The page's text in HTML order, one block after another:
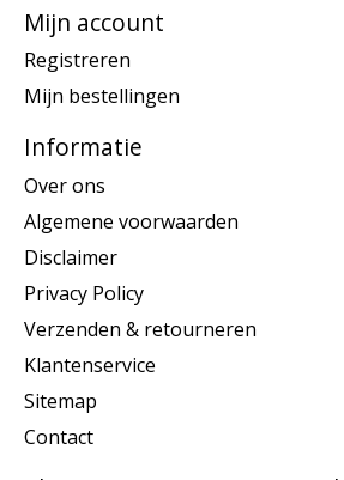
Mijn account
Registreren
Mijn bestellingen
Informatie
Over ons
Algemene voorwaarden
Disclaimer
Privacy Policy
Verzenden & retourneren
Klantenservice
Sitemap
Contact